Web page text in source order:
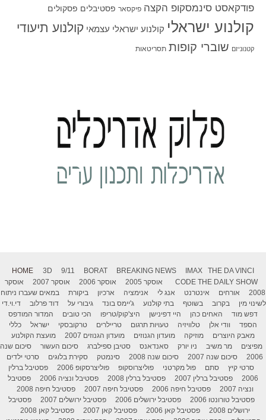
פודקאסט סינמסקופ הקצה פיקסאר פסטיבלים פסקולים
קולנוע ישראלי קולנוע ישראלי עצמאי קולנוע תיעודי
קטנוניזם שוברי קופות תסריטאות
HOME 3D 9/11 BORAT BREAKING NEWS IMAX
THE DA VINCI
CODE THE DAILY SHOW אוסקר 2005 אוסקר 2006 אוסקר 2007
אוסקר
2008
אורחים אינטרנט אנג לי אנימציה ארכיון ביקורת
במאים שעברו ניתוח
לשינוי מין
בקרוב בשוטף בתי קולנוע ג'יימס בונד גיבורי על דוד פרלוב
די.וי.די
דפש מוד
האחים כהן היי דפינישן היצ'קוק/טריפו הכי טובים
המדור המודפס
הספד
וודי אלן טלוויזיה טעויות תרגום טריילרים טרקובסקי ישראל
כללי
מאבק היוצרים
מוזיקה מועדון הגנוזים מועדון הגנוזים 2007
מועצת הקולנוע
מפיצים
מר משיב ניו יורק סאנדאנס סטיבן ספילברג סיכום העשור
סיכום שנה
2006
סיכום שנה 2007 סיכום שנה 2008 סינמטק סקירת בלוגים
סרטי ילדים
סרטי קיץ
סתם פול מקרטני פוליצרוסקופ פוליצרסקופ 2006
פסטיבל ברלין
2006
פסטיבל ברלין 2007 פסטיבל ברלין 2008 פסטיבל ונציה 2006
פסטיבל
ונציה 2007
פסטיבל חיפה 2006 פסטיבל חיפה 2007
פסטיבל חיפה 2008
פסטיבל טורונטו 2006
פסטיבל ירושלים 2006 פסטיבל ירושלים 2007
פסטיבל
ירושלים 2008
פסטיבל קאן 2006 פסטיבל קאן 2007
פסטיבל קאן 2008